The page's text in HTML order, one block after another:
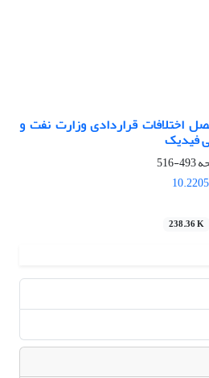
اختلافات قراردادی وزارت نفت و
فیدیک
493-516
238.36 K